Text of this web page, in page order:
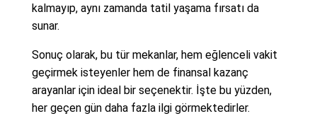
kalmayıp, aynı zamanda tatil yaşama fırsatı da
sunar.
Sonuç olarak, bu tür mekanlar, hem eğlenceli vakit
geçirmek isteyenler hem de finansal kazanç
arayanlar için ideal bir seçenektir. İşte bu yüzden,
her geçen gün daha fazla ilgi görmektedirler.